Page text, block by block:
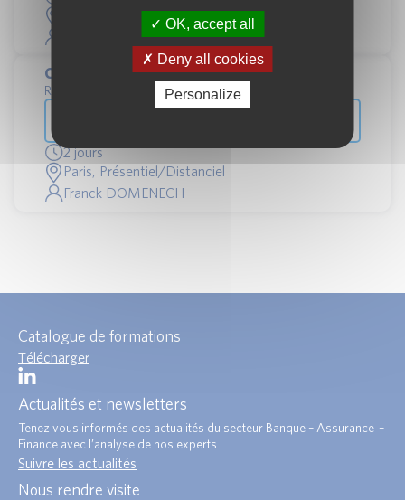
Paris, Présentiel/Distanciel
Franck DOMENECH
Cadre juridique et fiscal de l’assurance vie
Réf : 592 | Dates : 14/12/2026 + 1 à venir
Assurance > Marchés, produits et acteurs de
2 jours
Paris, Présentiel/Distanciel
Franck DOMENECH
Catalogue de formations
Télécharger
Actualités et newsletters
Tenez vous informés des actualités du secteur Banque – Assurance –
Finance avec l’analyse de nos experts.
Suivre les actualités
Nous rendre visite
OK, accept all
Deny all cookies
Personalize